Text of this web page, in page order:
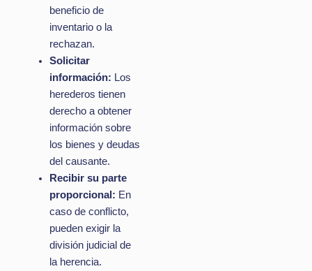
beneficio de
inventario o la
rechazan.
Solicitar
información: Los
herederos tienen
derecho a obtener
información sobre
los bienes y deudas
del causante.
Recibir su parte
proporcional: En
caso de conflicto,
pueden exigir la
división judicial de
la herencia.